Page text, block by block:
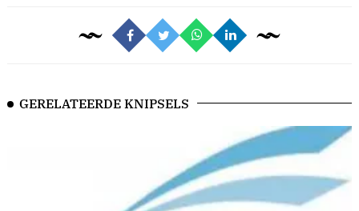
GERELATEERDE KNIPSELS